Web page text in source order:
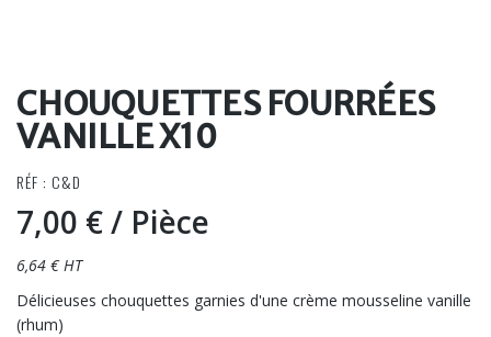
CHOUQUETTES FOURRÉES
VANILLE X10
RÉF : C&D
7,00 €/ Pièce
6,64 € HT
Délicieuses chouquettes garnies d'une crème mousseline vanille
(rhum)